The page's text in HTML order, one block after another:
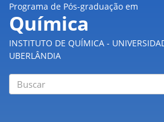
Programa de Pós-graduação em
Química
INSTITUTO DE QUÍMICA -
UBERLÂNDIA